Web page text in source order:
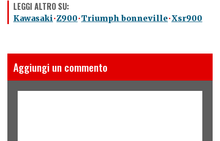
LEGGI ALTRO SU:
Kawasaki Z900 Triumph bonneville Xsr900
Aggiungi un commento